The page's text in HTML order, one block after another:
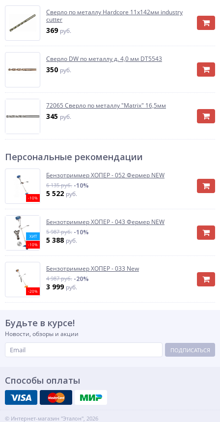
Сверло по металлу Hardcore 11х142мм industry
cutter
369 руб.
Сверло DW по металлу д. 4,0 мм DT5543
350 руб.
72065 Сверло по металлу "Matrix" 16,5мм
345 руб.
Персональные рекомендации
-10%
Бензотриммер ХОПЕР - 052 Фермер NEW
6 135 руб. -10%
5 522 руб.
ХИТ
-10%
Бензотриммер ХОПЕР - 043 Фермер NEW
5 987 руб. -10%
5 388 руб.
-20%
Бензотриммер ХОПЕР - 033 New
4 987 руб. -20%
3 999 руб.
Будьте в курсе!
Новости, обзоры и акции
ПОДПИСАТЬСЯ
Способы оплаты
© Интернет-магазин "Эталон", 2026